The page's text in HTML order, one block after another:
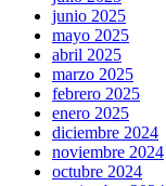
junio 2025
mayo 2025
abril 2025
marzo 2025
febrero 2025
enero 2025
diciembre 2024
noviembre 2024
octubre 2024